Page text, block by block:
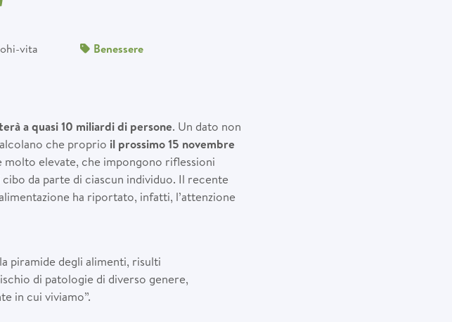
vita Benessere
àa quasi 10 miliardi di persone. Un dato non
che proprio il prossimo 15 novembre
molto elevate, che impongono riflessioni
da parte di ciascun individuo. Il recente
ha riportato, infatti, l’attenzione
piramide degli alimenti, risulti
di patologie di diverso genere,
in cui viviamo”.